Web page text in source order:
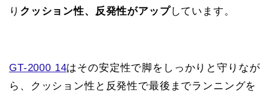
り クッション性、反発性がアップしています。
GT-2000 14はその安定性で脚をしっかりと守りなが
ら、クッション性と反発性で最後までランニングを